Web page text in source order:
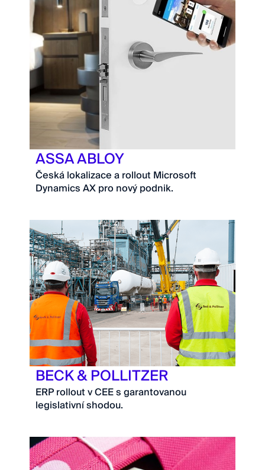
ASSA ABLOY
Česká lokalizace a rollout Microsoft
Dynamics AX pro nový podnik.
BECK & POLLITZER
ERP rollout v CEE s garantovanou
legislativní shodou.